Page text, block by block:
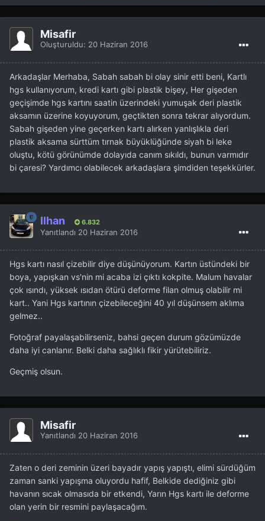
Misafir
Oluşturuldu: 20 Haziran 2016
Arkadaşlar Merhaba, Sabah sabah bi olay sinir etti beni, Kartlı
hgs kullanıyorum, kredi kartı gibi plastik bişey, Her gişeden
geçişimde hgs kartını saatin üzerindeki yumuşak deri plastik
aksamın üzerine koyuyorum, geçtikten sonra tekrar alıyordum.
Sabah gişeden yine geçerken kartı alırken yanlışlıkla deri
plastik aksama sürttüm tırnak büyüklüğünde siyah bi leke
oluştu, kötü görünümde dolayıda canım sıkıldı, bunun varmıdır
bi çaresi? Yardımcı olabilecek arkadaşlara şimdiden teşekkürler.
İlhan 6.832
Yanıtlandı 20 Haziran 2016
Hgs kartı nasıl çizebilir diye düşünüyorum. Kartın üstündeki bir
boya, yapışkan vs'nin mi acaba izi çıktı kokpite. Malum havalar
çok ısındı, yüksek ısıdan ötürü deforme filan olmuş olabilir mi
kart.. Yani Hgs kartının çizebileceğini 40 yıl düşünsem aklıma
gelmez..
Fotoğraf payalaşabilirseniz, bahsi geçen durum gözümüzde
daha iyi canlanır. Belki daha sağlıklı fikir yürütebiliriz.
Geçmiş olsun.
Misafir
Yanıtlandı 20 Haziran 2016
Zaten o deri zeminin üzeri bayadır yapış yapıştı, elimi sürdüğüm
zaman sanki yapışma oluyordu hafif, Belkide dediğiniz gibi
havanın sıcak olmasıda bir etkendi, Yarın Hgs kartı ile deforme
olan yerin bir resmini paylaşacağım.